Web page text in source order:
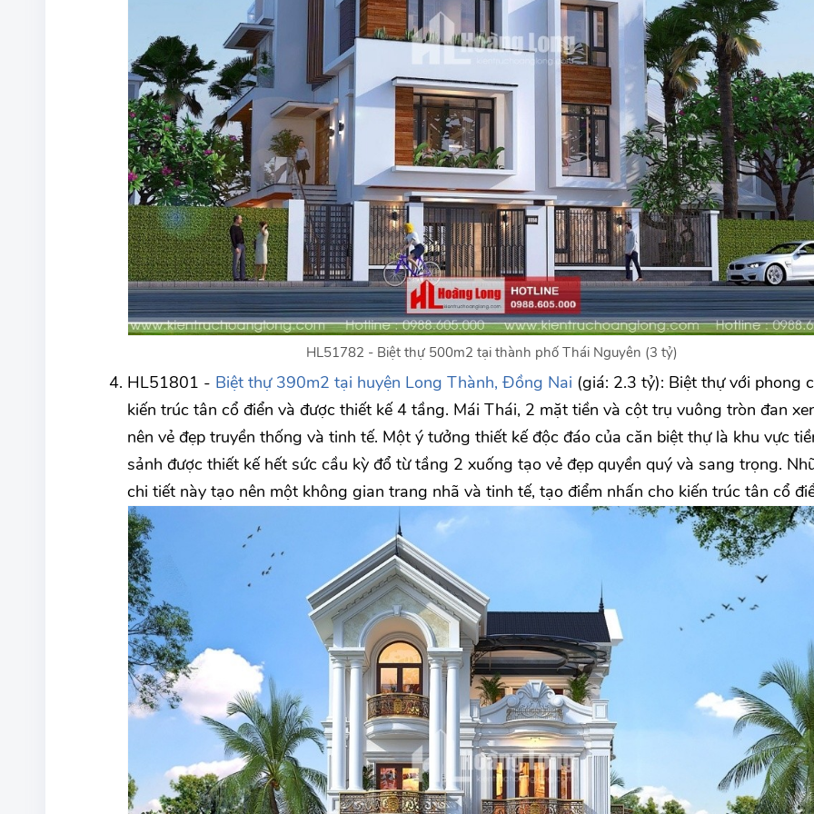
HL51782 - Biệt thự 500m2 tại thành phố Thái Nguyên (3 tỷ)
HL51801 - Biệt thự 390m2 tại huyện Long Thành, Đồng Nai (giá: 2.3 tỷ): Biệt thự với phong
kiến trúc tân cổ điển và được thiết kế 4 tầng. Mái Thái, 2 mặt tiền và cột trụ vuông tròn đan
nên vẻ đẹp truyền thống và tinh tế. Một ý tưởng thiết kế độc đáo của căn biệt thự là khu vực
sảnh được thiết kế hết sức cầu kỳ đổ từ tầng 2 xuống tạo vẻ đẹp quyền quý và sang trọng.
chi tiết này tạo nên một không gian trang nhã và tinh tế, tạo điểm nhấn cho kiến trúc tân cổ